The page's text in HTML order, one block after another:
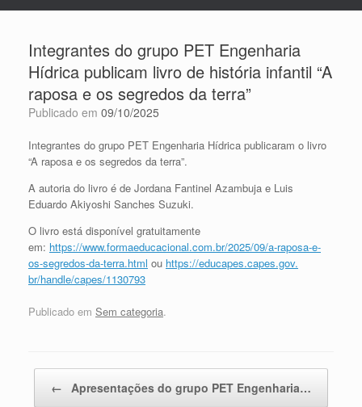
Integrantes do grupo PET Engenharia
Hídrica publicam livro de história infantil “A
raposa e os segredos da terra”
Publicado em 09/10/2025
Integrantes do grupo PET Engenharia Hídrica publicaram o livro
“A raposa e os segredos da terra”.
A autoria do livro é de Jordana Fantinel Azambuja e Luis
Eduardo Akiyoshi Sanches Suzuki.
O livro está disponível gratuitamente
em: https://www.formaeducacional.com.br/2025/09/a-raposa-e-
os-segredos-da-terra.html ou https://educapes.capes.gov.
br/handle/capes/1130793
Publicado em Sem categoria.
← Apresentações do grupo PET Engenharia…